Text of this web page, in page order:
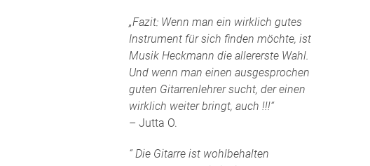
„Fazit: Wenn man ein wirklich gutes
Instrument für sich finden möchte, ist
Musik Heckmann die allererste Wahl.
Und wenn man einen ausgesprochen
guten Gitarrenlehrer sucht, der einen
wirklich weiter bringt, auch !!!“
– Jutta O.
“ Die Gitarre ist wohlbehalten